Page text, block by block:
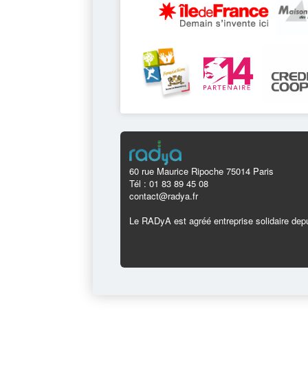
60 rue Maurice Ripoche 75014 Paris
Tél : 01 83 89 45 08
contact@radya.fr
Le RADyA est agréé entreprise solidaire